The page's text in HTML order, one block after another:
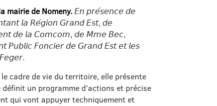
mairie de Nomeny.𝘌𝘯 𝘱𝘳𝘦́𝘴𝘦𝘯𝘤𝘦 𝘥𝘦
𝘭𝘢 𝘙𝘦́𝘨𝘪𝘰𝘯 𝘎𝘳𝘢𝘯𝘥 𝘌𝘴𝘵, 𝘥𝘦
𝘥𝘦 𝘭𝘢 𝘊𝘰𝘮𝘤𝘰𝘮, 𝘥𝘦 𝘔𝘮𝘦 𝘉𝘦𝘤,
𝘗𝘶𝘣𝘭𝘪𝘤 𝘍𝘰𝘯𝘤𝘪𝘦𝘳 𝘥𝘦 𝘎𝘳𝘢𝘯𝘥 𝘌𝘴𝘵 𝘦𝘵 𝘭𝘦𝘴
cadre de vie du territoire, elle présente
un programme d’actions et précise
qui vont appuyer techniquement et